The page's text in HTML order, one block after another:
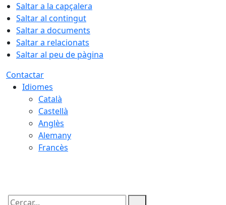
Saltar a la capçalera
Saltar al contingut
Saltar a documents
Saltar a relacionats
Saltar al peu de pàgina
Contactar
Idiomes
Català
Castellà
Anglès
Alemany
Francès